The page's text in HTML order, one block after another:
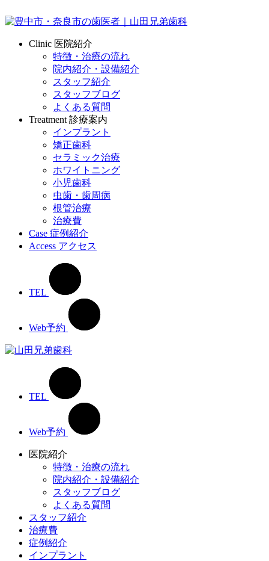
Clinic 医院紹介
特徴・治療の流れ
院内紹介・設備紹介
スタッフ紹介
スタッフブログ
よくある質問
Treatment 診療案内
インプラント
矯正歯科
セラミック治療
ホワイトニング
小児歯科
虫歯・歯周病
根管治療
治療費
Case 症例紹介
Access アクセス
TEL
Web予約
TEL
Web予約
医院紹介
特徴・治療の流れ
院内紹介・設備紹介
スタッフブログ
よくある質問
スタッフ紹介
治療費
症例紹介
インプラント